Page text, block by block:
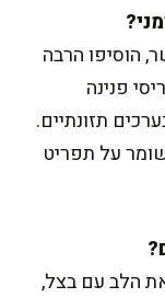
הוסיפו הרבה
פנינה
תזונתיים.
על תפריט
הלב עם בצל,